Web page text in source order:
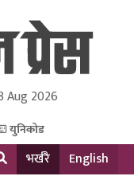
Pvt Ltd.
Aug 2026
युनिकोड
भर्खरै English